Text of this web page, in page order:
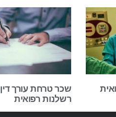
שכר טרחת עורך דין
רשלנות רפואית